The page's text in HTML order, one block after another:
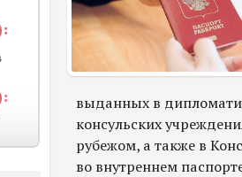
выданных в
консульских
рубежом, а также в
во внутреннем